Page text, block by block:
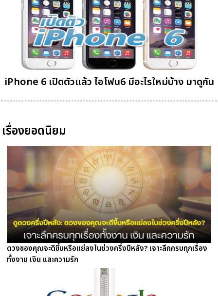
iPhone 6 เปิดตัวแล้ว ไอโฟน6 มีอะไรใหม่บ้าง มาดูกัน
เรื่องยอดนิยม
ดวงของคุณจะดีขึ้นหรือแย่ลงในช่วงครึ่งปีหลัง? เจาะลึกครบทุกเรื่อง
ทั้งงาน เงิน และความรัก